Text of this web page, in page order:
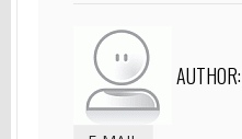
AUTHOR: